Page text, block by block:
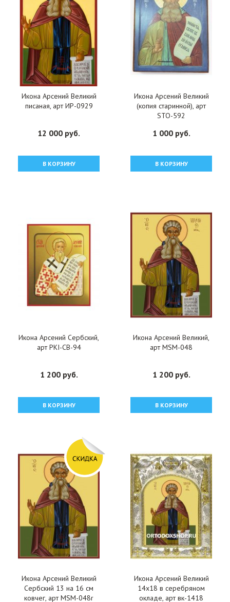
Икона Арсений Великий
писаная, арт ИР-0929
12 000 руб.
В КОРЗИНУ
Икона Арсений Великий
(копия старинной), арт
STO-592
1 000 руб.
В КОРЗИНУ
Икона Арсений Сербский,
арт PKI-СВ-94
1 200 руб.
В КОРЗИНУ
Икона Арсений Великий,
арт MSM-048
1 200 руб.
В КОРЗИНУ
Икона Арсений Великий
Сербский 13 на 16 см
ковчег, арт MSM-048r
Икона Арсений Великий
14x18 в серебряном
окладе, арт вк-1418